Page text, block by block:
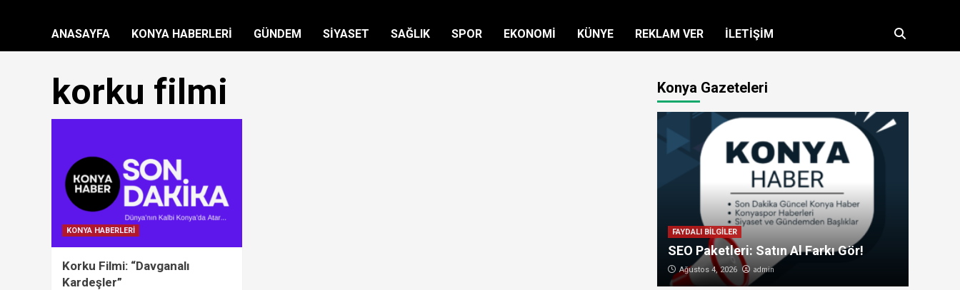
ANASAYFA KONYA HABERLERİ GÜNDEM SİYASET SAĞLIK SPOR EKONOMİ KÜNYE REKLAM VER İLETİŞİM
korku filmi
KONYA HABERLERİ
Korku Filmi: “Davganalı
Kardeşler”
Konya Gazeteleri
FAYDALI BİLGİLER
SEO Paketleri: Satın Al Farkı Gör!
Ağustos 4, 2026 admin